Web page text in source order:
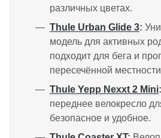
различных цветах.
Thule Urban Glide 3:
модель для активных
подходит для бега и
пересечённой
Thule Yepp Nexxt 2 Mini:
переднее велокресло
безопасное и удобное.